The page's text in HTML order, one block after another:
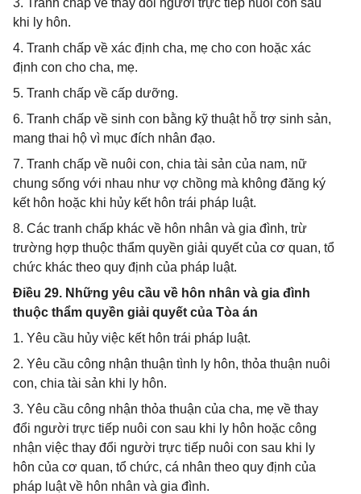
3. Tranh chấp về thay đổi người trực tiếp nuôi con sau
khi ly hôn.
4. Tranh chấp về xác định cha, mẹ cho con hoặc xác
định con cho cha, mẹ.
5. Tranh chấp về cấp dưỡng.
6. Tranh chấp về sinh con bằng kỹ thuật hỗ trợ sinh sản,
mang thai hộ vì mục đích nhân đạo.
7. Tranh chấp về nuôi con, chia tài sản của nam, nữ
chung sống với nhau như vợ chồng mà không đăng ký
kết hôn hoặc khi hủy kết hôn trái pháp luật.
8. Các tranh chấp khác về hôn nhân và gia đình, trừ
trường hợp thuộc thẩm quyền giải quyết của cơ quan, tổ
chức khác theo quy định của pháp luật.
Điều 29. Những yêu cầu về hôn nhân và gia đình
thuộc thẩm quyền giải quyết của Tòa án
1. Yêu cầu hủy việc kết hôn trái pháp luật.
2. Yêu cầu công nhận thuận tình ly hôn, thỏa thuận nuôi
con, chia tài sản khi ly hôn.
3. Yêu cầu công nhận thỏa thuận của cha, mẹ về thay
đổi người trực tiếp nuôi con sau khi ly hôn hoặc công
nhận việc thay đổi người trực tiếp nuôi con sau khi ly
hôn của cơ quan, tổ chức, cá nhân theo quy định của
pháp luật về hôn nhân và gia đình.